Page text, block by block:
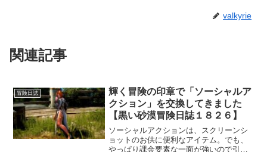
valkyrie
関連記事
冒険日誌
輝く冒険の印章で「ソーシャルア
クション」を交換してきました
【黒い砂漠冒険日誌１８２６】
ソーシャルアクションは、スクリーンシ
ョットのお供に便利なアイテム。でも、
やっぱり課金要素な一面が強いので引い